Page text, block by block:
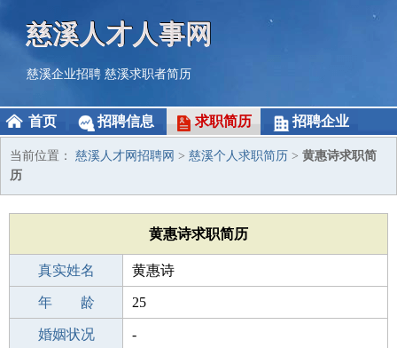
慈溪人才人事网
慈溪企业招聘 慈溪求职者简历
首页 招聘信息 求职简历 招聘企业
当前位置： 慈溪人才网招聘网 > 慈溪个人求职简历 > 黄惠诗求职简
历
黄惠诗求职简历
真实姓名 黄惠诗
性 别 女
年 龄 25
出生年月 2001-07-07
婚姻状况 -